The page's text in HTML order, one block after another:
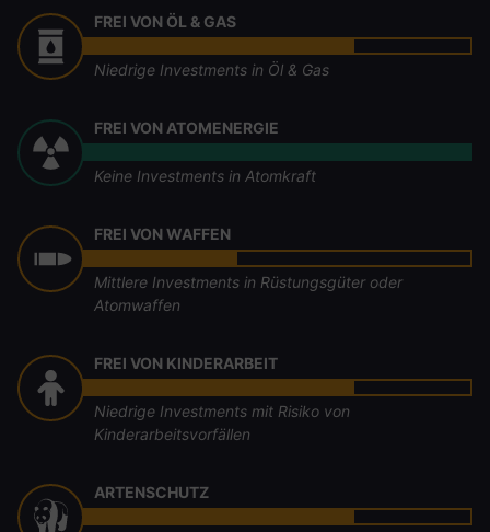
FREI VON ÖL & GAS
Niedrige Investments in Öl & Gas
FREI VON ATOMENERGIE
Keine Investments in Atomkraft
FREI VON WAFFEN
Mittlere Investments in Rüstungsgüter oder
Atomwaffen
FREI VON KINDERARBEIT
Niedrige Investments mit Risiko von
Kinderarbeitsvorfällen
ARTENSCHUTZ